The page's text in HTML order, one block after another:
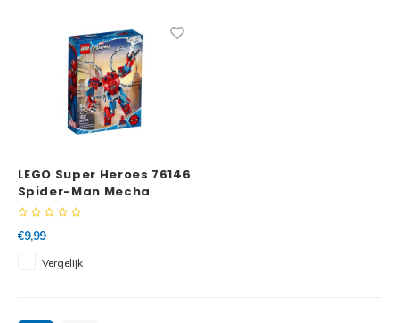
LEGO Super Heroes 76146
Spider-Man Mecha
€9,99
Vergelijk